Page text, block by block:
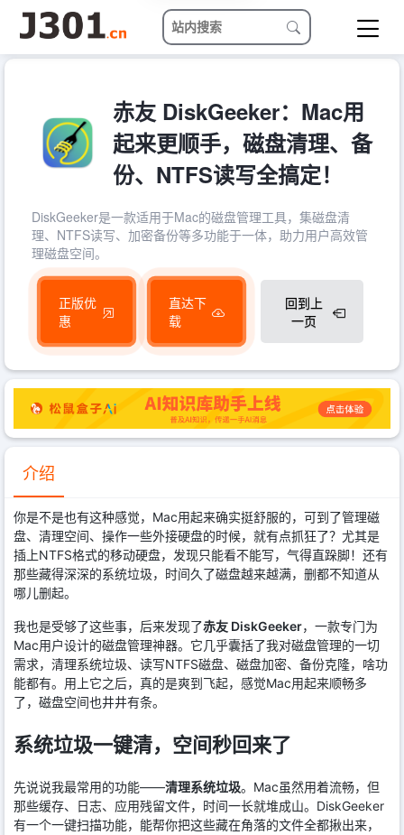
赤友 DiskGeeker：Mac用
起来更顺手，磁盘清理、备
份、NTFS读写全搞定！
DiskGeeker是一款适用于Mac的磁盘管理工具，集磁盘清
理、NTFS读写、加密备份等多功能于一体，助力用户高效管
理磁盘空间。
正版优
惠
直达下
载
回到上
一页
介绍
你是不是也有这种感觉，Mac用起来确实挺舒服的，可到了管理磁
盘、清理空间、操作一些外接硬盘的时候，就有点抓狂了？尤其是
插上NTFS格式的移动硬盘，发现只能看不能写，气得直跺脚！还有
那些藏得深深的系统垃圾，时间久了磁盘越来越满，删都不知道从
哪儿删起。
我也是受够了这些事，后来发现了赤友 DiskGeeker，一款专门为
Mac用户设计的磁盘管理神器。它几乎囊括了我对磁盘管理的一切
需求，清理系统垃圾、读写NTFS磁盘、磁盘加密、备份克隆，啥功
能都有。用上它之后，真的是爽到飞起，感觉Mac用起来顺畅多
了，磁盘空间也井井有条。
系统垃圾一键清，空间秒回来了
先说说我最常用的功能——清理系统垃圾。Mac虽然用着流畅，但
那些缓存、日志、应用残留文件，时间一长就堆成山。DiskGeeker
有一个一键扫描功能，能帮你把这些藏在角落的文件全都揪出来，